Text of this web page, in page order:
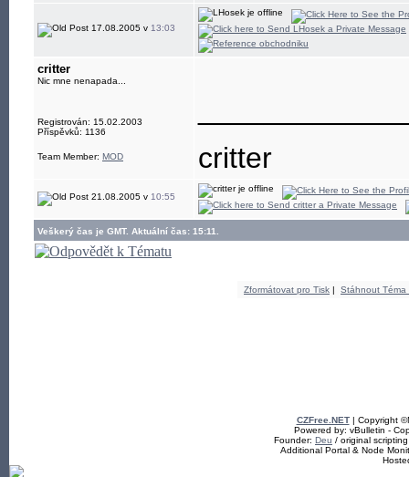
17.08.2005 v 13:03
critter
Nic mne nenapada...
Registrován: 15.02.2003
Příspěvků: 1136
Team Member: MOD
critter
21.08.2005 v 10:55
Veškerý čas je GMT. Aktuální čas: 15:11.
Zformátovat pro Tisk | Stáhnout Téma
CZFree.NET| Copyright
Powered by: vBulletin -
Founder: Deu / original
Additional Portal & Node